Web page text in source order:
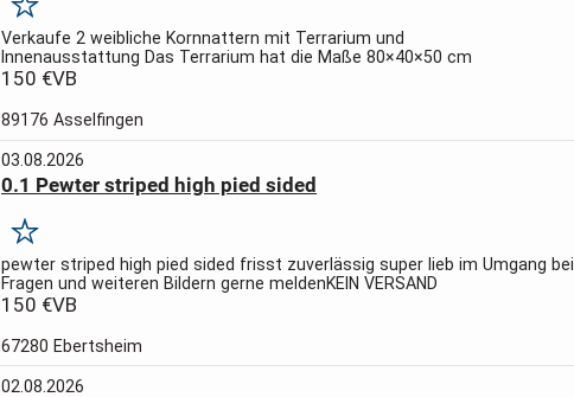
Merken
Verkaufe 2 weibliche Kornnattern mit Terrarium und
Innenausstattung Das Terrarium hat die Maße 80×40×50 cm
150 €VB
89176 Asselfingen
03.08.2026
0.1 Pewter striped high pied sided
Merken
pewter striped high pied sided frisst zuverlässig super lieb im Umgang bei
Fragen und weiteren Bildern gerne meldenKEIN VERSAND
150 €VB
67280 Ebertsheim
02.08.2026